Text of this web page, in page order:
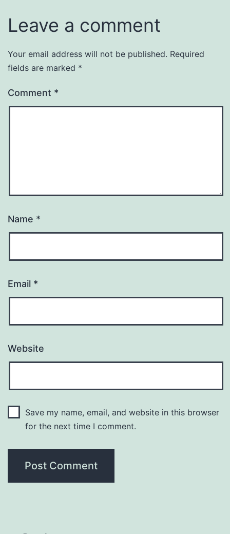
Leave a comment
Your email address will not be published. Required
fields are marked *
Comment *
Name *
Email *
Website
Save my name, email, and website in this browser
for the next time I comment.